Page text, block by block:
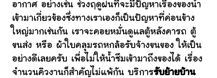
อากาศ อย่างเช่น ช่วงฤดูฝนที่จะมีปัญหาเรื่องของน้ำ
เข้ามาเกี่ยวข้องซึ่งทางเราเองก็เป็นปัญหาที่ค่อนข้าง
ใหญ่มากเช่นกัน เราจะคอยหมั่นดูแลตู้หลังคารถ ตู้
ขนส่ง หรือ ผ้าใบคลุมรถหกล้อรับจ้างขนของ ให้เป็น
อย่างดีเลยครับ เพื่อไม่ให้น้ำซึมเข้ามาถึงของได้ เรื่อง
จำนวนคิวงานก็สำคัญไม่แพ้กัน บริการรับย้ายบ้าน